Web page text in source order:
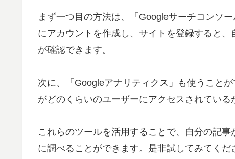
まず一つ目の方法は、「Googleサーチコンソ
にアカウントを作成し、サイトを登録すると
が確認できます。
次に、「Googleアナリティクス」も使うこと
がどのくらいのユーザーにアクセスされてい
これらのツールを活用することで、自分の記
に調べることができます。是非試してみてくだ